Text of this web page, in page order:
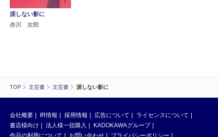
TOP 文芸書 文芸書 涯しない影に
涯しない影に
赤川 次郎
会社概要 IR情報 採用情報 広告について
ライセンスについて
書店様向け
法人様一括購入
KADOKAWAグループ
作品の利用について
お問い合わせ
プライバシーポリシー